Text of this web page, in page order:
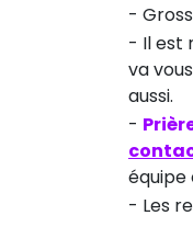
-
- Il est
va
aussi.
-
équipe
- Les